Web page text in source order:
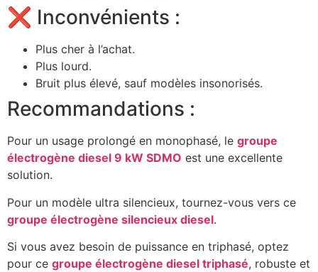
❌ Inconvénients :
Plus cher à l’achat.
Plus lourd.
Bruit plus élevé, sauf modèles insonorisés.
Recommandations :
Pour un usage prolongé en monophasé, le groupe
électrogène diesel 9 kW SDMO est une excellente
solution.
Pour un modèle ultra silencieux, tournez-vous vers ce
groupe électrogène silencieux diesel.
Si vous avez besoin de puissance en triphasé, optez
pour ce groupe électrogène diesel triphasé, robuste et